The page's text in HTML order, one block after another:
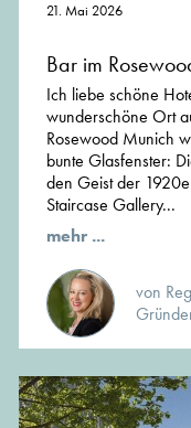
21. Mai 2026
Bar im
Ich liebe schöne
wunderschöne Ort
Rosewood Munich
bunte Glasfenster:
den Geist der
Staircase Gallery...
mehr ...
von